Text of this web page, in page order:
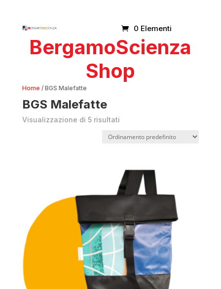
0 Elementi
BergamoScienza
Shop
Home / BGS Malefatte
BGS Malefatte
Visualizzazione di 5 risultati